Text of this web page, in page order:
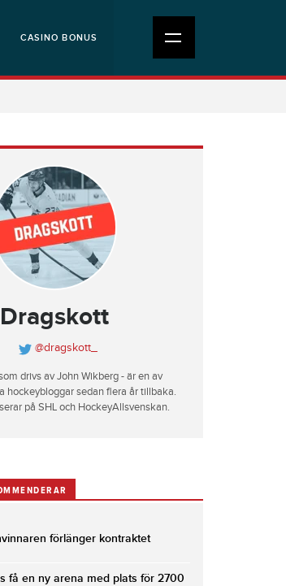
CASINO BONUS
Dragskott
@dragskott_
drivs av John Wikberg - är en av
hockeybloggar sedan flera år tillbaka.
på SHL och HockeyAllsvenskan.
förlänger kontraktet
få en ny arena med plats för 2700